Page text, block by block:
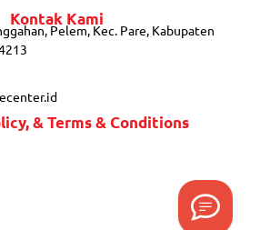
Kontak Kami
Pelem, Kec. Pare, Kabupaten
& Terms & Conditions